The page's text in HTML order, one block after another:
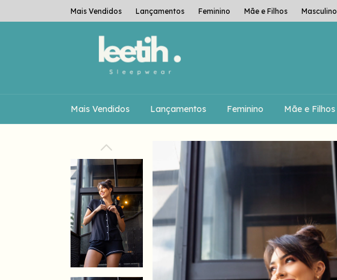
Mais Vendidos Lançamentos Feminino Mãe e Filhos Masculino
Mais Vendidos Lançamentos Feminino Mãe e Filhos